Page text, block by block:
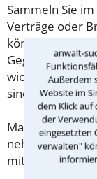
anwalt-
Außerdem
Website im
dem Klick auf
der
eingesetzten
verwalten"
Sammeln Sie
Verträge oder
könnten
Gegner Fristen
wichtige
sind?
Machen Sie
nehmen Sie
mit.